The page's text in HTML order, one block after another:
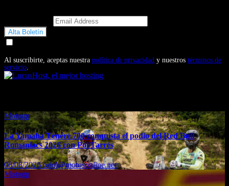
Al suscribirte, aceptas nuestra política de privacidad y nuestros términos de
servicio.
Motogp
La Yamaha Ténéré 700 conquista el podio del Red Bull
Romaniacs 2026 con Pol Tarrés
06/08/2026oriol@motosonline.net
Motogp